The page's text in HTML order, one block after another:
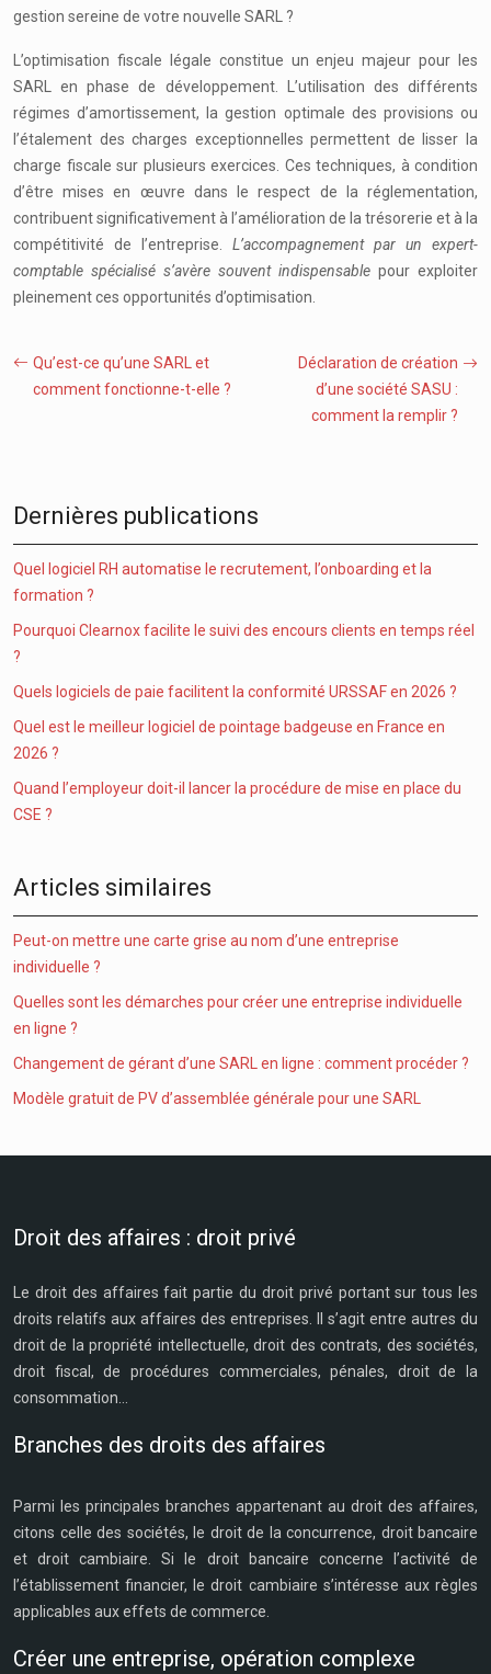
gestion sereine de votre nouvelle SARL ?
L’optimisation fiscale légale constitue un enjeu majeur pour les
SARL en phase de développement. L’utilisation des différents
régimes d’amortissement, la gestion optimale des provisions ou
l’étalement des charges exceptionnelles permettent de lisser la
charge fiscale sur plusieurs exercices. Ces techniques, à condition
d’être mises en œuvre dans le respect de la réglementation,
contribuent significativement à l’amélioration de la trésorerie et à la
compétitivité de l’entreprise. L’accompagnement par un expert-
comptable spécialisé s’avère souvent indispensable pour exploiter
pleinement ces opportunités d’optimisation.
Qu’est-ce qu’une SARL et
comment fonctionne-t-elle ?
Déclaration de création
d’une société SASU :
comment la remplir ?
Dernières publications
Quel logiciel RH automatise le recrutement, l’onboarding et la
formation ?
Pourquoi Clearnox facilite le suivi des encours clients en temps réel
?
Quels logiciels de paie facilitent la conformité URSSAF en 2026 ?
Quel est le meilleur logiciel de pointage badgeuse en France en
2026 ?
Quand l’employeur doit-il lancer la procédure de mise en place du
CSE ?
Articles similaires
Peut-on mettre une carte grise au nom d’une entreprise
individuelle ?
Quelles sont les démarches pour créer une entreprise individuelle
en ligne ?
Changement de gérant d’une SARL en ligne : comment procéder ?
Modèle gratuit de PV d’assemblée générale pour une SARL
Droit des affaires : droit privé
Le droit des affaires fait partie du droit privé portant sur tous les
droits relatifs aux affaires des entreprises. Il s’agit entre autres du
droit de la propriété intellectuelle, droit des contrats, des sociétés,
droit fiscal, de procédures commerciales, pénales, droit de la
consommation…
Branches des droits des affaires
Parmi les principales branches appartenant au droit des affaires,
citons celle des sociétés, le droit de la concurrence, droit bancaire
et droit cambiaire. Si le droit bancaire concerne l’activité de
l’établissement financier, le droit cambiaire s’intéresse aux règles
applicables aux effets de commerce.
Créer une entreprise, opération complexe